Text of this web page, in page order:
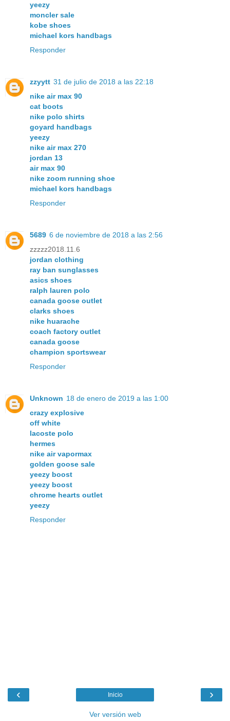
yeezy
moncler sale
kobe shoes
michael kors handbags
Responder
zzyytt 31 de julio de 2018 a las 22:18
nike air max 90
cat boots
nike polo shirts
goyard handbags
yeezy
nike air max 270
jordan 13
air max 90
nike zoom running shoe
michael kors handbags
Responder
5689 6 de noviembre de 2018 a las 2:56
zzzzz2018.11.6
jordan clothing
ray ban sunglasses
asics shoes
ralph lauren polo
canada goose outlet
clarks shoes
nike huarache
coach factory outlet
canada goose
champion sportswear
Responder
Unknown 18 de enero de 2019 a las 1:00
crazy explosive
off white
lacoste polo
hermes
nike air vapormax
golden goose sale
yeezy boost
yeezy boost
chrome hearts outlet
yeezy
Responder
‹ ›
Inicio
Ver versión web